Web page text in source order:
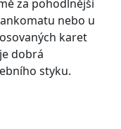
za pohodlnější
nebo u
karet
dobrá
styku.